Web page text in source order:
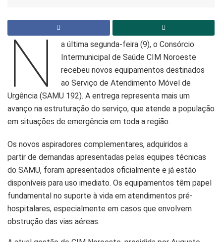
N
a última segunda-feira (9), o Consórcio
Intermunicipal de Saúde CIM Noroeste
recebeu novos equipamentos destinados
ao Serviço de Atendimento Móvel de
Urgência (SAMU 192). A entrega representa mais um
avanço na estruturação do serviço, que atende a população
em situações de emergência em toda a região.
Os novos aspiradores complementares, adquiridos a
partir de demandas apresentadas pelas equipes técnicas
do SAMU, foram apresentados oficialmente e já estão
disponíveis para uso imediato. Os equipamentos têm papel
fundamental no suporte à vida em atendimentos pré-
hospitalares, especialmente em casos que envolvem
obstrução das vias aéreas.